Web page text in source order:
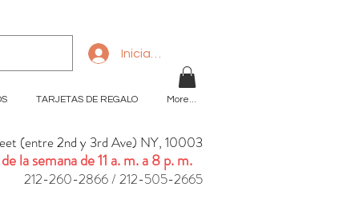
Iniciar sesión
(entre 2nd y 3rd Ave) NY, 10003
la semana de 11 a. m. a 8 p. m.
212-260-2866 / 212-505-2665
TARJETAS DE REGALO More...